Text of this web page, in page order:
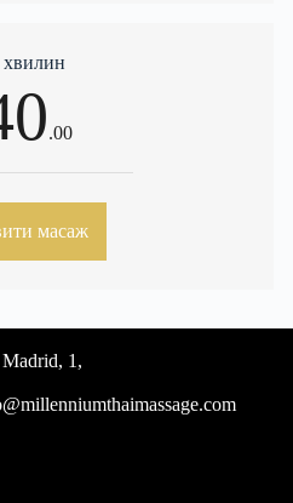
хвилин
.00
масаж
1,